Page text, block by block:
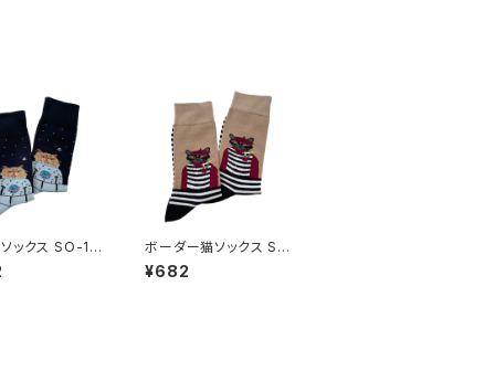
ックス SO-13
ボーダー猫ソックス SO
-133
¥682